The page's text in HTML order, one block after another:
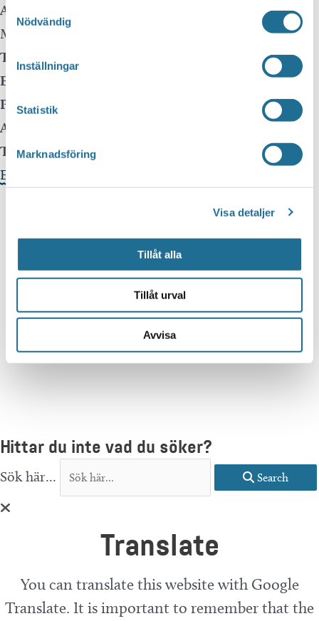
Samtyckesval
Nödvändig
Inställningar
Statistik
Marknadsföring
Visa detaljer
Tillåt alla
Tillåt urval
Avvisa
Adress:
Motala
591 60
Telefon:
E-mail:
Pris:150:-
Arrangör:
Telefonnummer arrangör:
Evenemangets webbplats »
Hittar du inte vad du söker?
Sök här... Search
Translate
You can translate this website with Google
Translate. It is important to remember that the